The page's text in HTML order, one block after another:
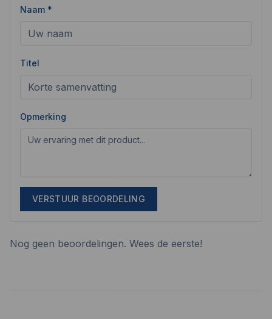
Naam *
Titel
Opmerking
VERSTUUR BEOORDELING
Nog geen beoordelingen. Wees de eerste!